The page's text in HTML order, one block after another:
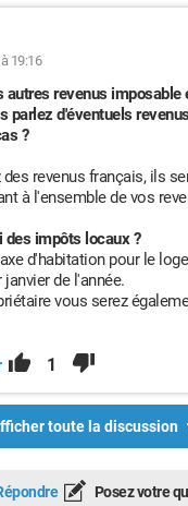
19:16
autres revenus imposable
parlez d'éventuels
?
des revenus français, ils
à l'ensemble de vos
des impôts locaux ?
d'habitation pour le
de l'année.
vous serez
1
toute la discussion
Posez votre